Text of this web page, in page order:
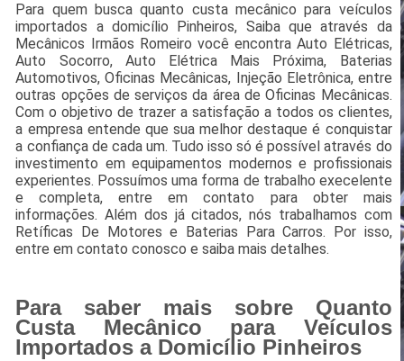
Para quem busca quanto custa mecânico para veículos
importados a domicílio Pinheiros, Saiba que através da
Mecânicos Irmãos Romeiro você encontra Auto Elétricas,
Auto Socorro, Auto Elétrica Mais Próxima, Baterias
Automotivos, Oficinas Mecânicas, Injeção Eletrônica, entre
outras opções de serviços da área de Oficinas Mecânicas.
Com o objetivo de trazer a satisfação a todos os clientes,
a empresa entende que sua melhor destaque é conquistar
a confiança de cada um. Tudo isso só é possível através do
investimento em equipamentos modernos e profissionais
experientes. Possuímos uma forma de trabalho execelente
e completa, entre em contato para obter mais
informações. Além dos já citados, nós trabalhamos com
Retíficas De Motores e Baterias Para Carros. Por isso,
entre em contato conosco e saiba mais detalhes.
Para saber mais sobre Quanto
Custa Mecânico para Veículos
Importados a Domicílio Pinheiros